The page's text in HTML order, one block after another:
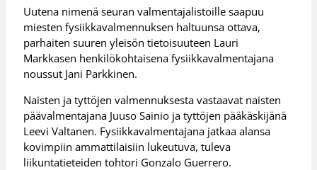
Uutena nimenä seuran valmentajalistoille saapuu
miesten fysiikkavalmennuksen haltuunsa ottava,
parhaiten suuren yleisön tietoisuuteen Lauri
Markkasen henkilökohtaisena fysiikkavalmentajana
noussut Jani Parkkinen.
Naisten ja tyttöjen valmennuksesta vastaavat naisten
päävalmentajana Juuso Sainio ja tyttöjen pääkäskijänä
Leevi Valtanen. Fysiikkavalmentajana jatkaa alansa
kovimpiin ammattilaisiin lukeutuva, tuleva
liikuntatieteiden tohtori Gonzalo Guerrero.